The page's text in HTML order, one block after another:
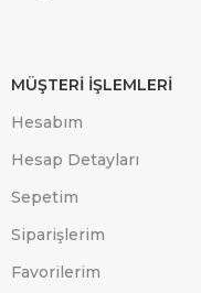
MÜŞTERİ İŞLEMLERİ
Hesabım
Hesap Detayları
Sepetim
Siparişlerim
Favorilerim